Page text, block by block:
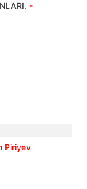
-
Piriyev